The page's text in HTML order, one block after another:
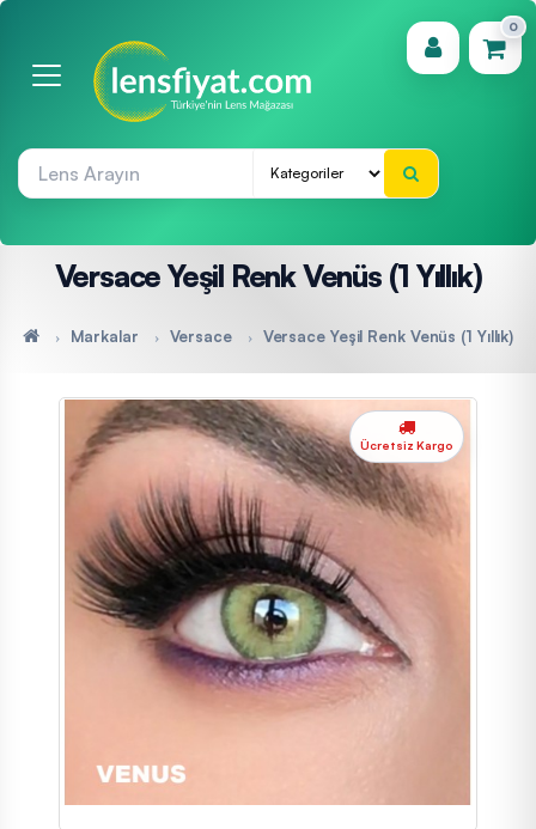
0
(0)
Versace Yeşil Renk Venüs (1 Yıllık)
Markalar Versace Versace Yeşil Renk Venüs (1 Yıllık)
Ücretsiz Kargo